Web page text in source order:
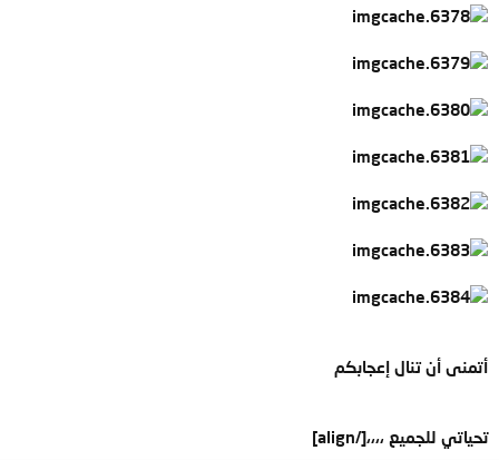
أتمنى أن تنال إعجابكم
تحياتي للجميع ،،،،[/align]